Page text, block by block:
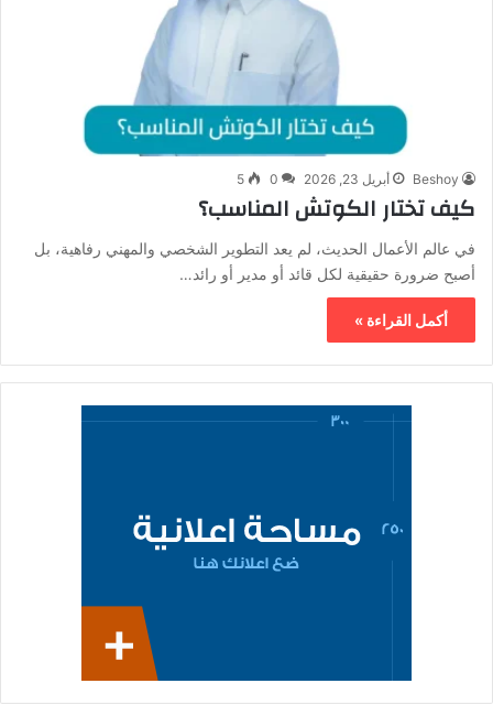
Beshoy أبريل 23, 2026 0
5
كيف تختار الكوتش المناسب؟
في عالم الأعمال الحديث، لم يعد التطوير الشخصي والمهني رفاهية، بل
أصبح ضرورة حقيقية لكل قائد أو مدير أو رائد…
أكمل القراءة »